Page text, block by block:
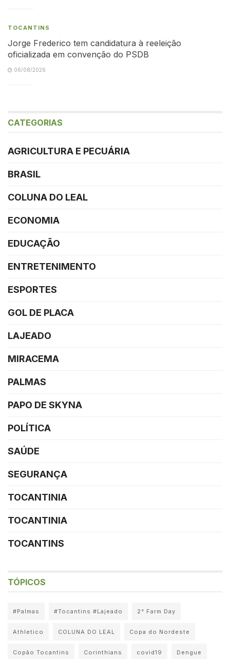
TOCANTINS
Jorge Frederico tem candidatura à reeleição
oficializada em convenção do PSDB
06/08/2026
CATEGORIAS
AGRICULTURA E PECUÁRIA
BRASIL
COLUNA DO LEAL
ECONOMIA
EDUCAÇÃO
ENTRETENIMENTO
ESPORTES
GOL DE PLACA
LAJEADO
MIRACEMA
PALMAS
PAPO DE SKYNA
POLÍTICA
SAÚDE
SEGURANÇA
TOCANTINIA
TOCANTINIA
TOCANTINS
TÓPICOS
#Palmas #Tocantins #Lajeado 2° Farm Day
Athletico COLUNA DO LEAL Copa do Nordeste
Copão Tocantins Corinthians covid19 Dengue